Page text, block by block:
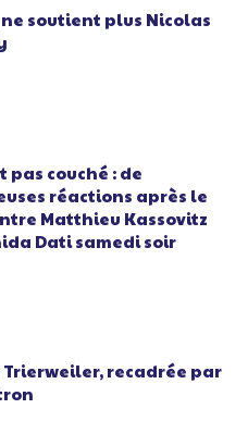
soutient plus Nicolas
pas couché : de
réactions après le
Matthieu Kassovitz
Dati samedi soir
recadrée par